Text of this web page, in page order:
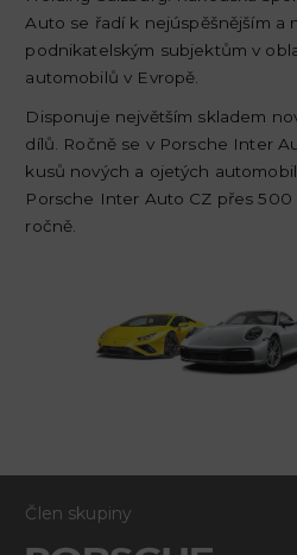
Auto se řadí k nejúspěšnějším a
podnikatelským subjektům v
automobilů v Evropě.
Disponuje největším skladem
dílů. Ročně se v Porsche Inter
kusů nových a ojetých
Porsche Inter Auto CZ přes
ročně.
Člen skupiny